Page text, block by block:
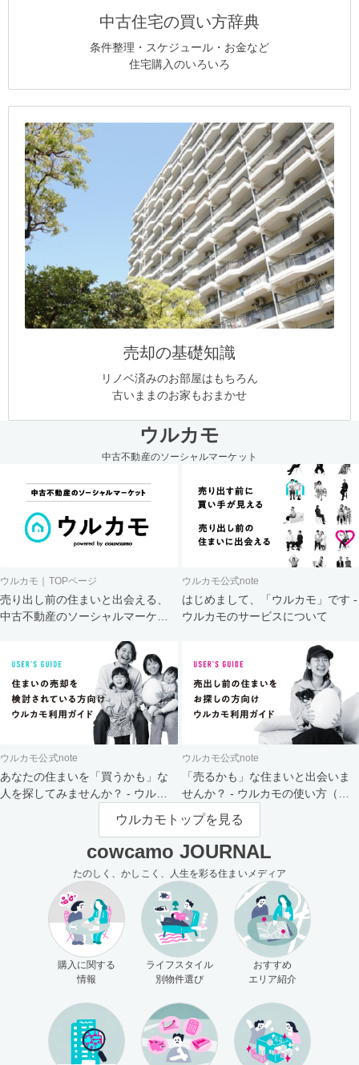
中古住宅の買い方辞典
条件整理・スケジュール・お金など
住宅購入のいろいろ
売却の基礎知識
リノベ済みのお部屋はもちろん
古いままのお家もおまかせ
ウルカモ
中古不動産のソーシャルマーケット
ウルカモ｜TOPページ
売り出し前の住まいと出会える、
中古不動産のソーシャルマーケッ
ウルカモ公式note
はじめまして、「ウルカモ」です -
ウルカモのサービスについて
ウルカモ公式note
あなたの住まいを「買うかも」な
人を探してみませんか？ - ウルカ
ウルカモ公式note
「売るかも」な住まいと出会いま
せんか？ - ウルカモの使い方（買
主さま向け）
ウルカモトップを見る
cowcamo JOURNAL
たのしく、かしこく、人生を彩る住まいメディア
購入に関する
情報
ライフスタイル
別物件選び
おすすめ
エリア紹介